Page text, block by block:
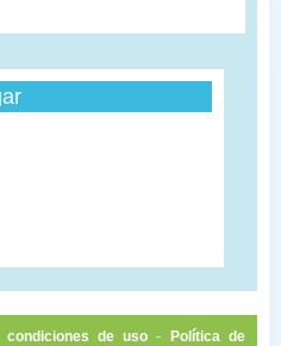
de uso -
Política de